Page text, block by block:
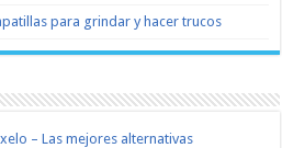
para grindar y hacer trucos
– Las mejores alternativas